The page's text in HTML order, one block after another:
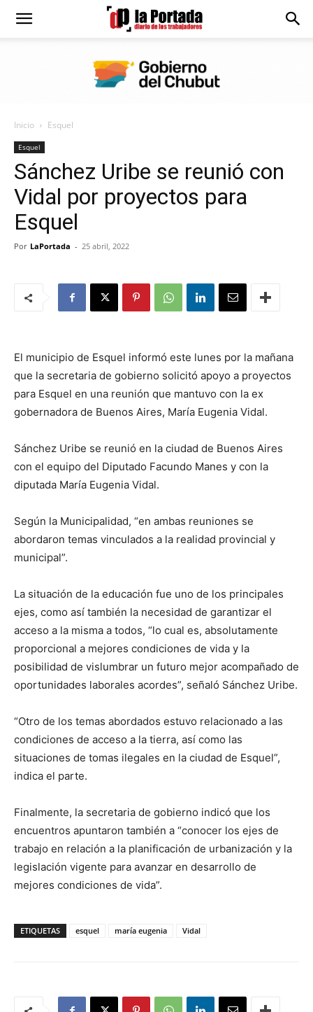
Diario
Portada
Inicio Esquel
Esquel
Sánchez Uribe se reunió con
Vidal por proyectos para
Esquel
Por LaPortada - 25 abril, 2022
El municipio de Esquel informó este lunes por la mañana
que la secretaria de gobierno solicitó apoyo a proyectos
para Esquel en una reunión que mantuvo con la ex
gobernadora de Buenos Aires, María Eugenia Vidal.
Sánchez Uribe se reunió en la ciudad de Buenos Aires
con el equipo del Diputado Facundo Manes y con la
diputada María Eugenia Vidal.
Según la Municipalidad, “en ambas reuniones se
abordaron temas vinculados a la realidad provincial y
municipal”.
La situación de la educación fue uno de los principales
ejes, como así también la necesidad de garantizar el
acceso a la misma a todos, “lo cual es, absolutamente
proporcional a mejores condiciones de vida y la
posibilidad de vislumbrar un futuro mejor acompañado de
oportunidades laborales acordes”, señaló Sánchez Uribe.
“Otro de los temas abordados estuvo relacionado a las
condiciones de acceso a la tierra, así como las
situaciones de tomas ilegales en la ciudad de Esquel”,
indica el parte.
Finalmente, la secretaria de gobierno indicó que los
encuentros apuntaron también a “conocer los ejes de
trabajo en relación a la planificación de urbanización y la
legislación vigente para avanzar en desarrollo de
mejores condiciones de vida”.
ETIQUETAS esquel maría eugenia Vidal